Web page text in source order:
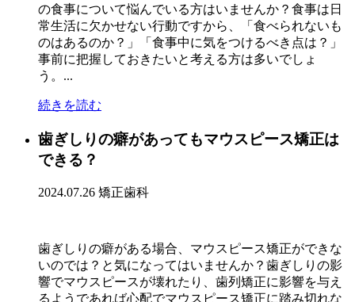
の食事について悩んでいる方はいませんか？食事は日
常生活に欠かせない行動ですから、「食べられないも
のはあるのか？」「食事中に気をつけるべき点は？」
事前に把握しておきたいと考える方は多いでしょ
う。...
続きを読む
歯ぎしりの癖があってもマウスピース矯正は
できる？
2024.07.26 矯正歯科
歯ぎしりの癖がある場合、マウスピース矯正ができな
いのでは？と気になってはいませんか？歯ぎしりの影
響でマウスピースが壊れたり、歯列矯正に影響を与え
るようであれば心配でマウスピース矯正に踏み切れな